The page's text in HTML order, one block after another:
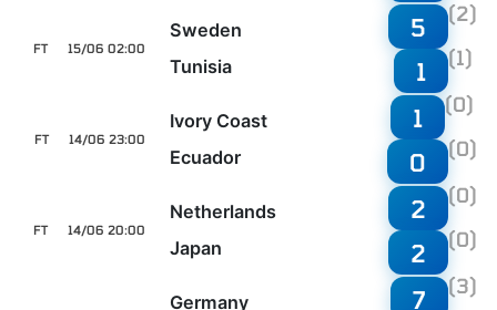
15/06 02:00
FT
Sweden
Tunisia
5 (2)
1 (1)
14/06 23:00
FT
Ivory Coast
Ecuador
1 (0)
0 (0)
14/06 20:00
FT
Netherlands
Japan
2 (0)
2 (0)
Germany
7 (3)